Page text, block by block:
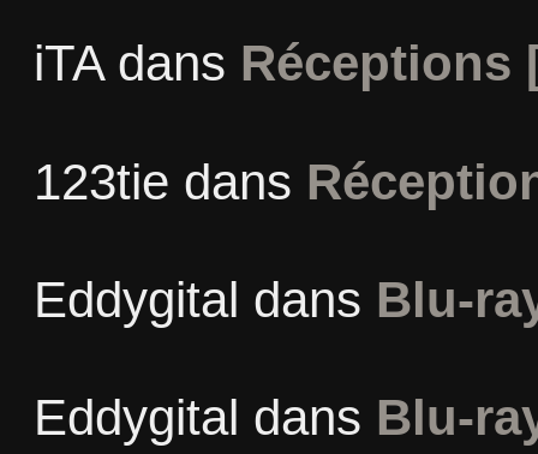
iTAdans Réceptions
123tie dans
Eddygital dans Blu-
Eddygital dans Blu-